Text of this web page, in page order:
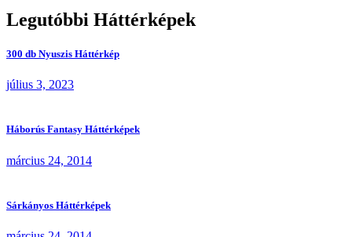
Legutóbbi Háttérképek
300 db Nyuszis Háttérkép
július 3, 2023
Háborús Fantasy Háttérképek
március 24, 2014
Sárkányos Háttérképek